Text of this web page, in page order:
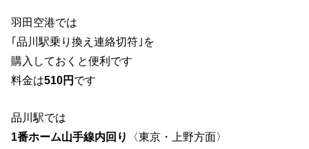
羽田空港では
｢品川駅乗り換え連絡切符｣を
購入しておくと便利です
料金は510円 です
品川駅では
1番ホーム山手線内回り
〈東京・上野方面〉